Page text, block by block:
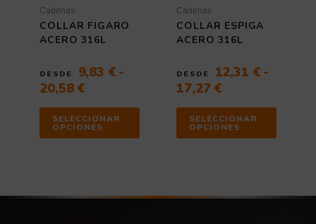
Cadenas
COLLAR FIGARO
ACERO 316L
DESDE 9,83 € -
20,58 €
SELECCIONAR
OPCIONES
producto
Cadenas
COLLAR ESPIGA
ACERO 316L
DESDE 12,31 € -
17,27 €
SELECCIONAR
OPCIONES